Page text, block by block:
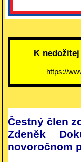
K
https://
Čestný člen
Zdeněk
novoročnom